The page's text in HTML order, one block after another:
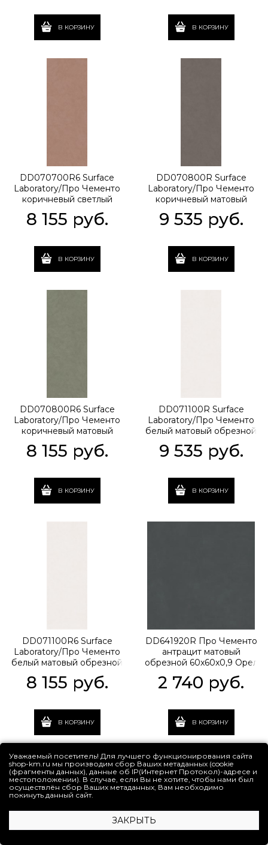
В КОРЗИНУ В КОРЗИНУ
DD070700R6 Surface
Laboratory/Про Чементо
коричневый светлый
матовый обрезной
119,5x320x0,6
8 155 руб.
В КОРЗИНУ
DD070800R Surface
Laboratory/Про Чементо
коричневый матовый
обрезной 119,5x320x1,1
9 535 руб.
В КОРЗИНУ
DD070800R6 Surface
Laboratory/Про Чементо
коричневый матовый
обрезной 119,5x320x0,6
8 155 руб.
В КОРЗИНУ
DD071100R Surface
Laboratory/Про Чементо
белый матовый обрезной
9 535 руб.
В КОРЗИНУ
DD071100R6 Surface
Laboratory/Про Чементо
белый матовый обрезной
8 155 руб.
В КОРЗИНУ
DD641920R Про Чементо
антрацит матовый
обрезной 60x60x0,9 Орел
2 740 руб.
В КОРЗИНУ
Уважаемый посетитель! Для лучшего функционирования сайта
shop-km.ru мы производим сбор Ваших метаданных (cookie
(фрагменты данных), данные об IP(Интернет Протокол)-адресе и
местоположении). В случае, если Вы не хотите, чтобы нами был
осуществлён сбор Ваших метаданных, Вам необходимо
покинуть данный сайт.
ЗАКРЫТЬ